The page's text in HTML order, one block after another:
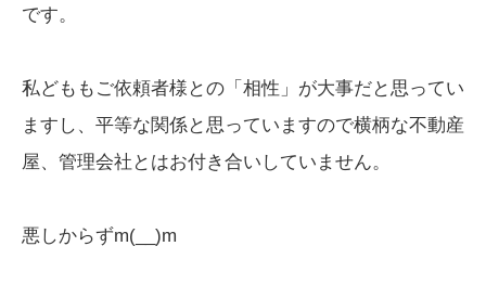
です。
私どももご依頼者様との「相性」が大事だと思ってい
ますし、平等な関係と思っていますので横柄な不動産
屋、管理会社とはお付き合いしていません。
悪しからずm(__)m